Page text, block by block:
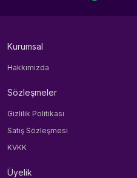
Kurumsal
Hakkımızda
Sözleşmeler
Gizlilik Politikası
Satış Sözleşmesi
KVKK
Üyelik